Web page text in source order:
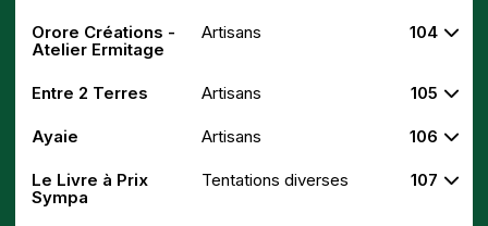
Orore Créations -
Atelier Ermitage
Artisans 104
Entre 2 Terres Artisans 105
Ayaie Artisans 106
Le Livre à Prix
Sympa
Tentations diverses 107